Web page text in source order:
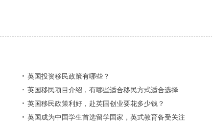
英国投资移民政策有哪些？
英国移民项目介绍，有哪些适合移民方式适合选择
英国移民政策利好，赴英国创业要花多少钱？
英国成为中国学生首选留学国家，英式教育备受关注